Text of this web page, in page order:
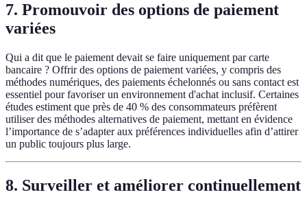
7. Promouvoir des options de paiement
variées
Qui a dit que le paiement devait se faire uniquement par carte
bancaire ? Offrir des options de paiement variées, y compris des
méthodes numériques, des paiements échelonnés ou sans contact est
essentiel pour favoriser un environnement d'achat inclusif. Certaines
études estiment que près de 40 % des consommateurs préfèrent
utiliser des méthodes alternatives de paiement, mettant en évidence
l’importance de s’adapter aux préférences individuelles afin d’attirer
un public toujours plus large.
8. Surveiller et améliorer continuellement